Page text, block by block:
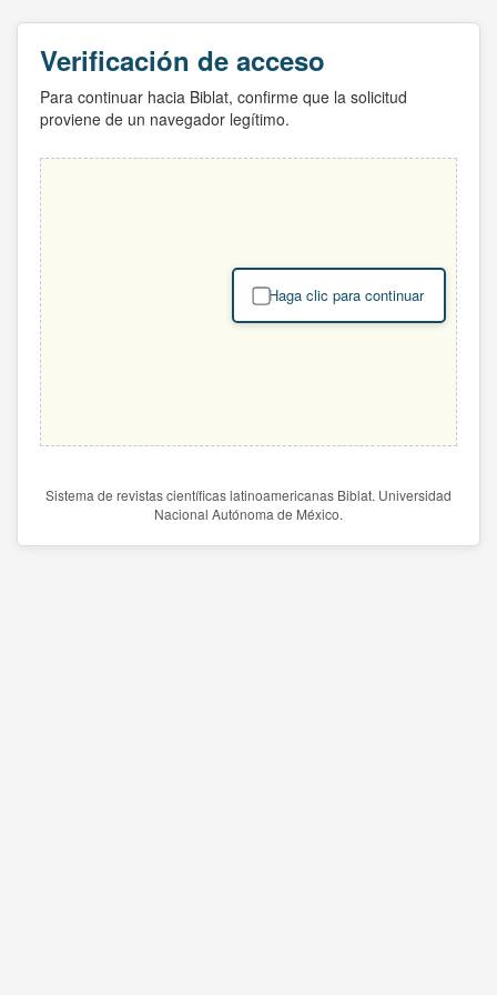
Verificación de acceso
Para continuar hacia Biblat, confirme que la solicitud
proviene de un navegador legítimo.
Haga clic para continuar
Sistema de revistas científicas latinoamericanas Biblat. Universidad
Nacional Autónoma de México.